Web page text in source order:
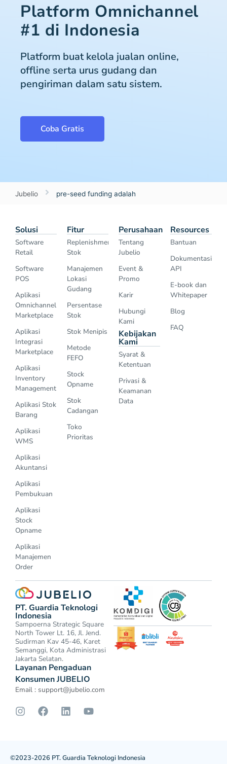
Platform Omnichannel
#1 di Indonesia
Platform buat kelola jualan online,
offline serta urus gudang dan
pengiriman dalam satu sistem.
Coba Gratis
Jubelio pre-seed funding adalah
Solusi
Software
Retail
Software
POS
Aplikasi
Omnichannel
Marketplace
Aplikasi
Integrasi
Marketplace
Aplikasi
Inventory
Management
Aplikasi Stok
Barang
Aplikasi
WMS
Aplikasi
Akuntansi
Aplikasi
Pembukuan
Aplikasi
Stock
Opname
Aplikasi
Manajemen
Order
Fitur
Replenishment
Stok
Manajemen
Lokasi
Gudang
Persentase
Stok
Stok Menipis
Metode
FEFO
Stock
Opname
Stok
Cadangan
Toko
Prioritas
Perusahaan
Tentang
Jubelio
Event &
Promo
Karir
Hubungi
Kami
Kebijakan
Kami
Syarat &
Ketentuan
Privasi &
Keamanan
Data
Resources
Bantuan
Dokumentasi
API
E-book dan
Whitepaper
Blog
FAQ
PT. Guardia Teknologi
Indonesia
Sampoerna Strategic Square
North Tower Lt. 16, Jl. Jend.
Sudirman Kav 45-46, Karet
Semanggi, Kota Administrasi
Jakarta Selatan.
Layanan Pengaduan
Konsumen JUBELIO
Email : support@jubelio.com
©2023-2026 PT. Guardia Teknologi Indonesia